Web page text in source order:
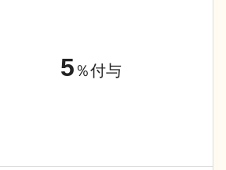
5 ％付与